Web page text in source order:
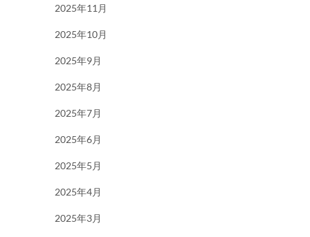
2025年11月
2025年10月
2025年9月
2025年8月
2025年7月
2025年6月
2025年5月
2025年4月
2025年3月